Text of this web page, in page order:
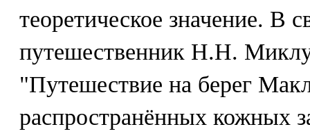
теоретическое значение. В
путешественник Н.Н.
"Путешествие на берег
распространённых кожных